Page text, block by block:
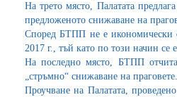
На трето място, Палатата
предложеното снижаване на
Според БТПП не е икономически
2017 г., тъй като по този начин се
На последно място, БТПП
„стръмно“ снижаване на праговете.
Проучване на Палатата,